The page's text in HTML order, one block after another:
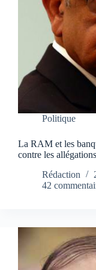
Politique
La RAM et les
contre les
Rédaction
42